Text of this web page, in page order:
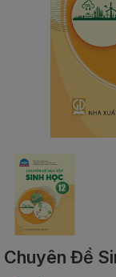
SÁCH
THIẾU
NGOẠI
VPP
-
ĐỒ
DÙNG
SINH
Chuyên Đề